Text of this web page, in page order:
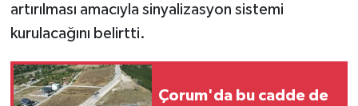
artırılması amacıyla sinyalizasyon sistemi
kurulacağını belirtti.
Çorum'da bu cadde de